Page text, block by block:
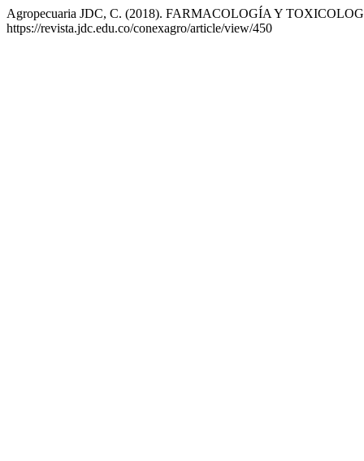
Agropecuaria JDC, C. (2018). FARMACOLOGÍA Y
https://revista.jdc.edu.co/conexagro/article/view/450